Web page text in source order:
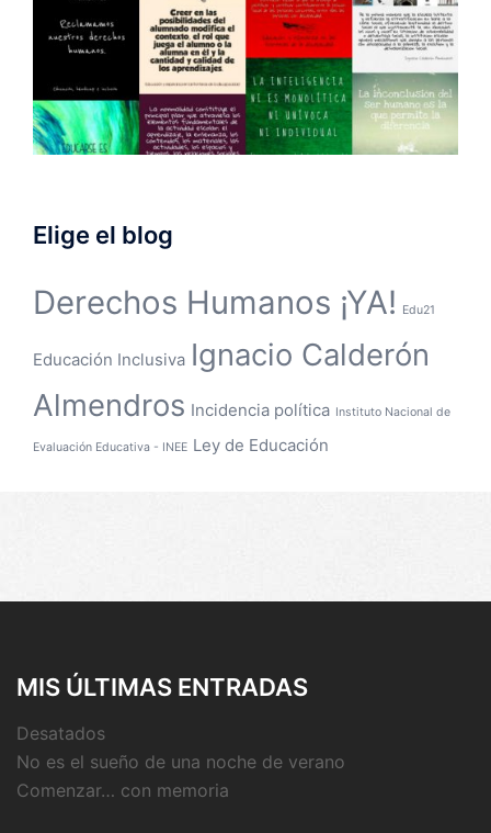
Elige el blog
Derechos Humanos ¡YA! Edu21
Educación Inclusiva Ignacio Calderón
Almendros Incidencia política Instituto Nacional de
Evaluación Educativa - INEE Ley de Educación
MIS ÚLTIMAS ENTRADAS
Desatados
No es el sueño de una noche de verano
Comenzar… con memoria